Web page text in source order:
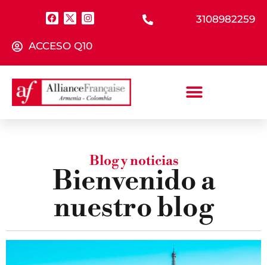
3108982259
ACCESO Q10
Blog y noticias
Bienvenido a
nuestro blog